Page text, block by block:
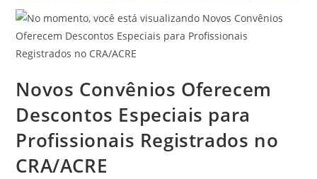
Novos Convênios Oferecem
Descontos Especiais para
Profissionais Registrados no
CRA/ACRE